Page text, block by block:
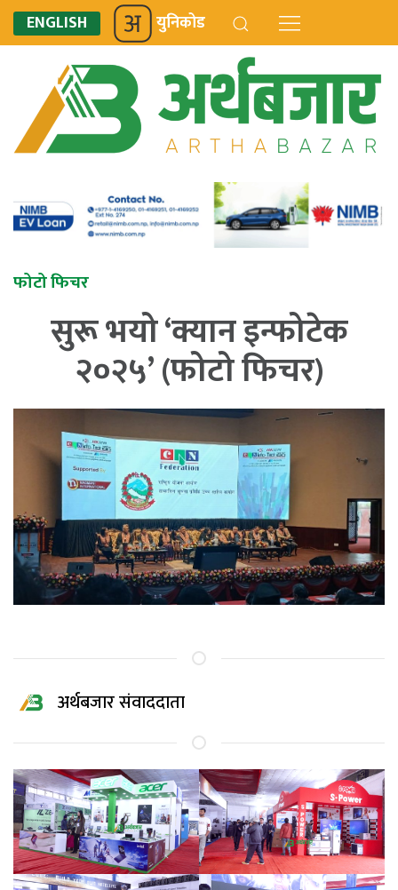
ENGLISH युनिकोड
फोटो फिचर
सुरू भयो ‘क्यान इन्फोटेक
२०२५’ (फोटो फिचर)
अर्थबजार संवाददाता